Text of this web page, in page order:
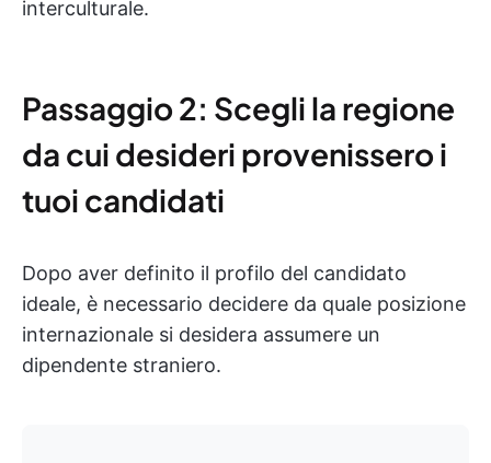
interculturale.
Passaggio 2: Scegli la regione
da cui desideri provenissero i
tuoi candidati
Dopo aver definito il profilo del candidato
ideale, è necessario decidere da quale posizione
internazionale si desidera assumere un
dipendente straniero.